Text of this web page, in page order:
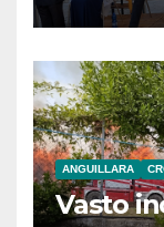
ANGUILLARA
Vasto